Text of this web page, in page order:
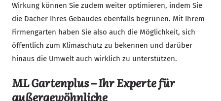
Wirkung können Sie zudem weiter optimieren, indem Sie
die Dächer Ihres Gebäudes ebenfalls begrünen. Mit Ihrem
Firmengarten haben Sie also auch die Möglichkeit, sich
öffentlich zum Klimaschutz zu bekennen und darüber
hinaus die Umwelt auch wirklich zu unterstützen.
ML Gartenplus – Ihr Experte für
außergewöhnliche